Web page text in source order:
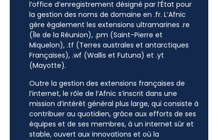
l’office d’enregistrement désigné par l’État pour
la gestion des noms de domaine en .fr. L’Afnic
gère également les extensions ultramarines .re
(Île de la Réunion), .pm (Saint-Pierre et
Miquelon), .tf (Terres australes et antarctiques
Françaises), .wf (Wallis et Futuna) et .yt
(Mayotte).
Outre la gestion des extensions françaises de
l’internet, le rôle de l’Afnic s’inscrit dans une
mission d’intérêt général plus large, qui consiste à
contribuer au quotidien, grâce aux efforts de ses
équipes et de ses membres, à un internet sûr et
stable, ouvert aux innovations et où la